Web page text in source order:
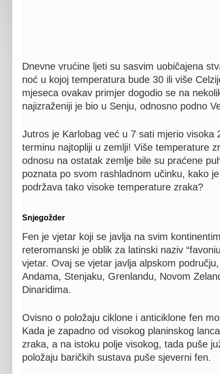
Dnevne vrućine ljeti su sasvim uobičajena
noć u kojoj temperatura bude 30 ili više
mjeseca ovakav primjer dogodio se na
najizraženiji je bio u Senju, odnosno podno
Jutros je Karlobag već u 7 sati mjerio visoka
terminu najtopliji u zemlji! Više temperature
odnosu na ostatak zemlje bile su praćene
poznata po svom rashladnom učinku, kako
podržava tako visoke temperature zraka?
Snjegožder
Fen je vjetar koji se javlja na svim
reteromanski je oblik za latinski naziv
vjetar. Ovaj se vjetar javlja alpskom
Andama, Stenjaku, Grenlandu, Novom
Dinaridima.
Ovisno o položaju ciklone i anticiklone fen
Kada je zapadno od visokog planinskog
zraka, a na istoku polje visokog, tada puše
položaju baričkih sustava puše sjeverni fen.